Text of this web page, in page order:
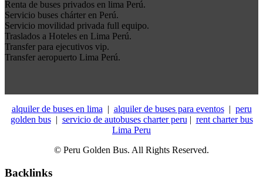
Renta de buses privados en lima Perú.
Servicio buses chárter en Perú.
Servicio movilidad privada full equipo.
Traslados a Hoteles en Lima Perú.
Transfer para ejecutivos vip.
Transfer aeropuerto Lima Perú.
alquiler de buses en lima | alquiler de buses para eventos| peru
golden bus| servicio de autobuses charter peru | rent charter bus
Lima Peru
© Peru Golden Bus. All Rights Reserved.
Backlinks